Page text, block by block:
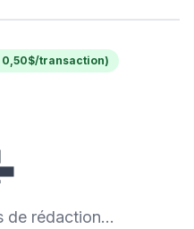
0,50$/transaction)
de rédaction...